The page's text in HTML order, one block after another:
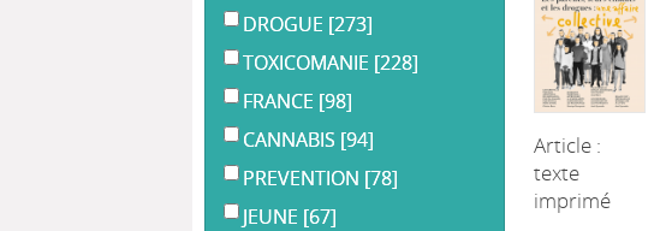
Article :
texte
imprimé
DROGUE [273]
TOXICOMANIE [228]
FRANCE [98]
CANNABIS [94]
PREVENTION [78]
JEUNE [67]